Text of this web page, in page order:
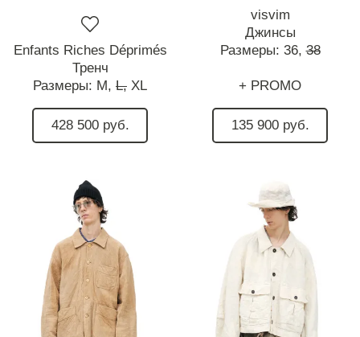
Enfants Riches Déprimés
Тренч
Размеры: M, L, XL
428 500 руб.
visvim
Джинсы
Размеры: 36, 38
+ PROMO
135 900 руб.